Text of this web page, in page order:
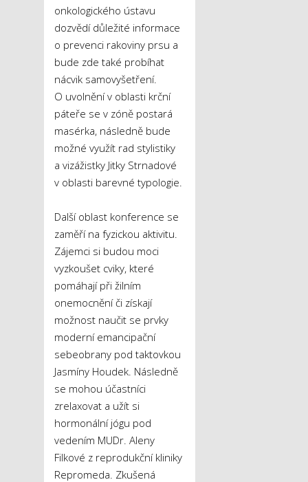
onkologického ústavu
dozvědí důležité informace
o prevenci rakoviny prsu a
bude zde také probíhat
nácvik samovyšetření.
O uvolnění v oblasti krční
páteře se v zóně postará
masérka, následně bude
možné využít rad stylistiky
a vizážistky Jitky Strnadové
v oblasti barevné typologie.
Další oblast konference se
zaměří na fyzickou aktivitu.
Zájemci si budou moci
vyzkoušet cviky, které
pomáhají při žilním
onemocnění či získají
možnost naučit se prvky
moderní emancipační
sebeobrany pod taktovkou
Jasmíny Houdek. Následně
se mohou účastníci
zrelaxovat a užít si
hormonální jógu pod
vedením MUDr. Aleny
Filkové z reprodukční kliniky
Repromeda. Zkušená